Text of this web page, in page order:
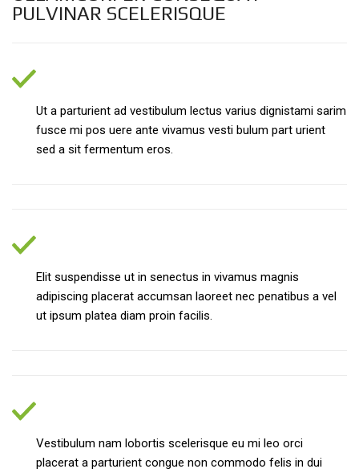
PULVINAR SCELERISQUE
Ut a parturient ad vestibulum lectus varius dignistami sarim
fusce mi pos uere ante vivamus vesti bulum part urient
sed a sit fermentum eros.
Elit suspendisse ut in senectus in vivamus magnis
adipiscing placerat accumsan laoreet nec penatibus a vel
ut ipsum platea diam proin facilis.
Vestibulum nam lobortis scelerisque eu mi leo orci
placerat a parturient congue non commodo felis in dui